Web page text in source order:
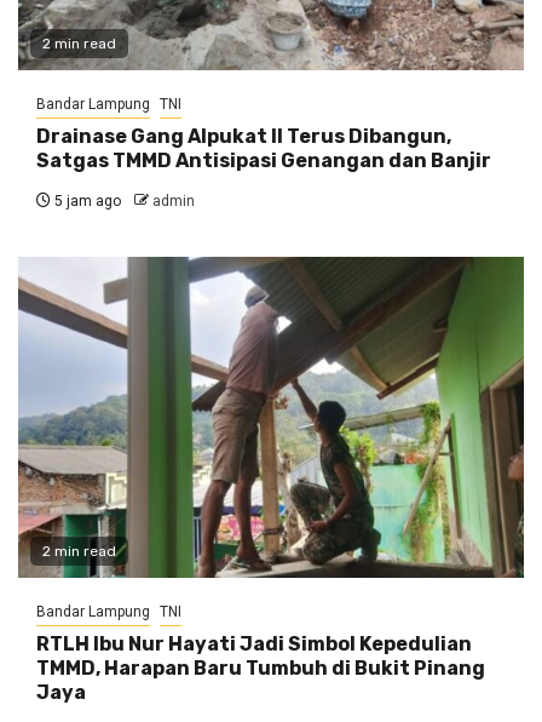
2 min read
Bandar Lampung TNI
Drainase Gang Alpukat II Terus Dibangun,
Satgas TMMD Antisipasi Genangan dan Banjir
5 jam ago admin
2 min read
Bandar Lampung TNI
RTLH Ibu Nur Hayati Jadi Simbol Kepedulian
TMMD, Harapan Baru Tumbuh di Bukit Pinang
Jaya